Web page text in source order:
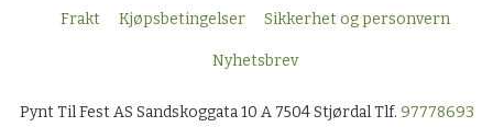
Frakt Kjøpsbetingelser Sikkerhet og personvern
Nyhetsbrev
Pynt Til Fest AS Sandskoggata 10 A 7504 Stjørdal Tlf. 97778693